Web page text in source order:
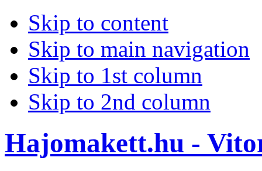
Skip to content
Skip to main navigation
Skip to 1st column
Skip to 2nd column
Hajomakett.hu -